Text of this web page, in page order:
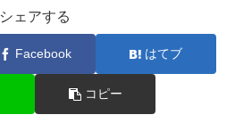
シェアする
Facebook はてブ
コピー